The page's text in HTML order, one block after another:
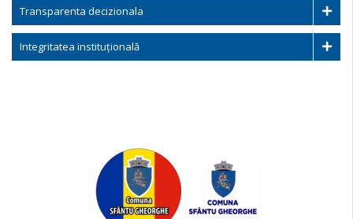
Transparenta decizionala
Integritatea instituțională